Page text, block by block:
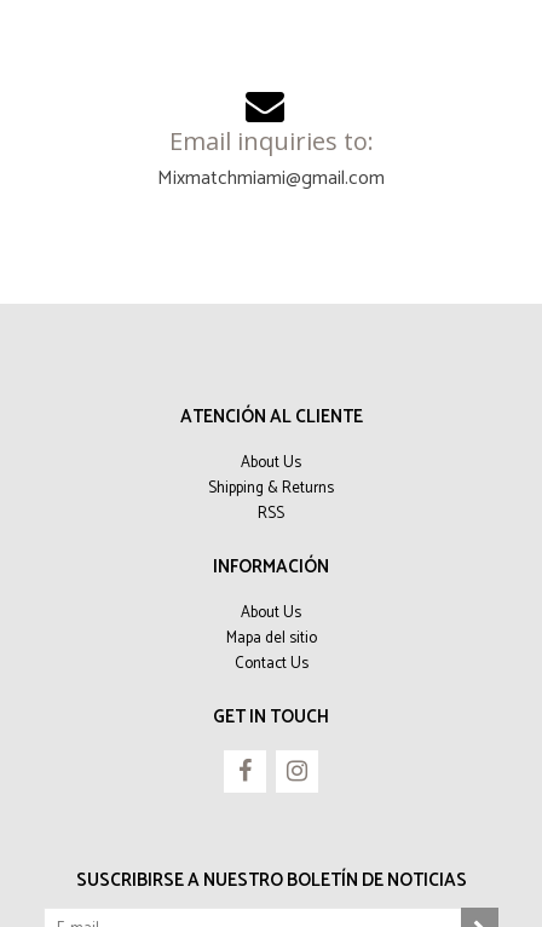
Email inquiries to:
Mixmatchmiami@gmail.com
ATENCIÓN AL CLIENTE
About Us
Shipping & Returns
RSS
INFORMACIÓN
About Us
Mapa del sitio
Contact Us
GET IN TOUCH
SUSCRIBIRSE A NUESTRO BOLETÍN DE NOTICIAS